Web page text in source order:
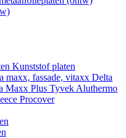
Kunststof platen
maxx, fassade, vitaxx Delta
Maxx Plus Tyvek Aluthermo
Procover